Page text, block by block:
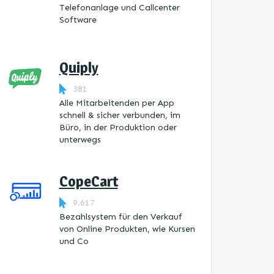
Telefonanlage und Callcenter
Software
Quiply
381
Alle Mitarbeitenden per App
schnell & sicher verbunden, im
Büro, in der Produktion oder
unterwegs
CopeCart
9.617
Bezahlsystem für den Verkauf
von Online Produkten, wie Kursen
und Co